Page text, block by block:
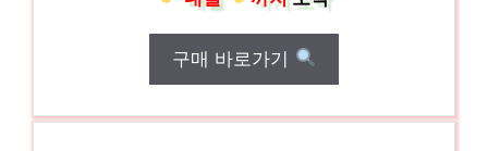
구매 바로가기